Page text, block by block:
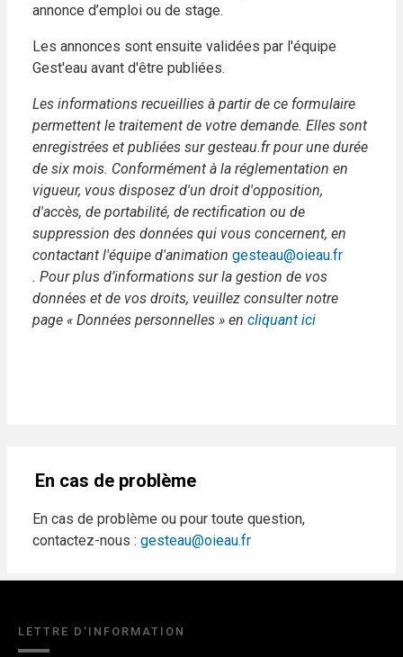
annonce d’emploi ou de stage.
Les annonces sont ensuite validées par l'équipe
Gest'eau avant d'être publiées.
Les informations recueillies à partir de ce formulaire
permettent le traitement de votre demande. Elles sont
enregistrées et publiées sur gesteau.fr pour une durée
de six mois. Conformément à la réglementation en
vigueur, vous disposez d'un droit d'opposition,
d'accès, de portabilité, de rectification ou de
suppression des données qui vous concernent, en
contactant l'équipe d'animation gesteau@oieau.fr
. Pour plus d’informations sur la gestion de vos
données et de vos droits, veuillez consulter notre
page « Données personnelles » en cliquant ici
En cas de problème
En cas de problème ou pour toute question,
contactez-nous : gesteau@oieau.fr
LETTRE D'INFORMATION